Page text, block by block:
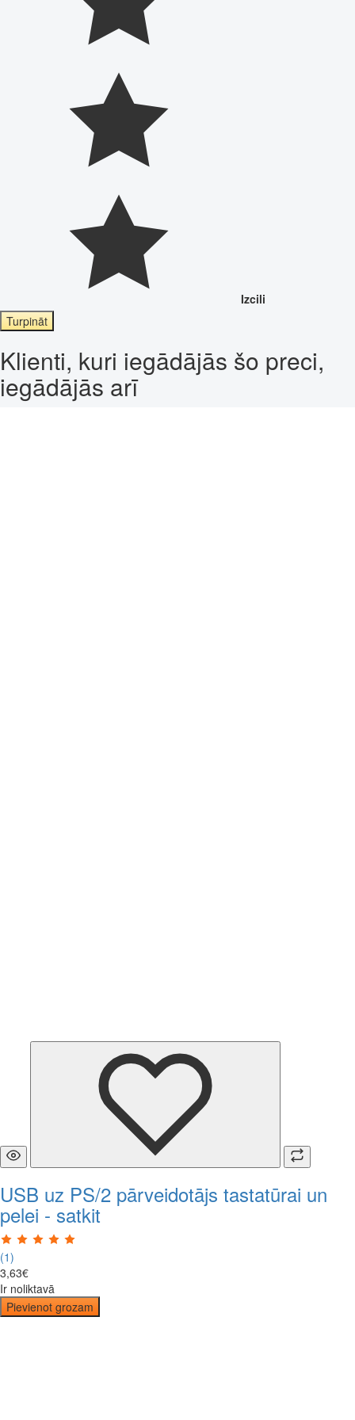
Izcili
Turpināt
Klienti, kuri iegādājās šo preci,
iegādājās arī
USB uz PS/2 pārveidotājs tastatūrai un
pelei - satkit
(1)
3,63€
Ir noliktavā
Pievienot grozam